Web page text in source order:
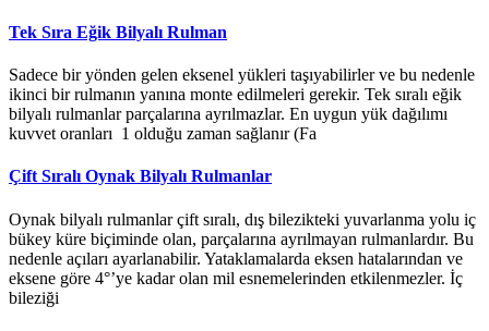
Tek Sıra Eğik Bilyalı Rulman
Sadece bir yönden gelen eksenel yükleri taşıyabilirler ve bu nedenle
ikinci bir rulmanın yanına monte edilmeleri gerekir. Tek sıralı eğik
bilyalı rulmanlar parçalarına ayrılmazlar. En uygun yük dağılımı
kuvvet oranları 1 olduğu zaman sağlanır (Fa
Çift Sıralı Oynak Bilyalı Rulmanlar
Oynak bilyalı rulmanlar çift sıralı, dış bilezikteki yuvarlanma yolu iç
bükey küre biçiminde olan, parçalarına ayrılmayan rulmanlardır. Bu
nedenle açıları ayarlanabilir. Yataklamalarda eksen hatalarından ve
eksene göre 4°’ye kadar olan mil esnemelerinden etkilenmezler. İç
bileziği